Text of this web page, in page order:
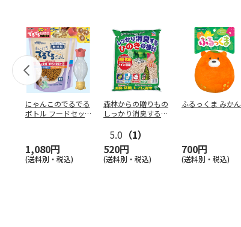
にゃんこのでるでる
ボトル フードセッ
1,080円
(送料別・税込)
森林からの贈りもの
しっかり消臭するひ
5.0 （1）
520円
(送料別・税込)
ふるっくま みかん
700円
(送料別・税込)